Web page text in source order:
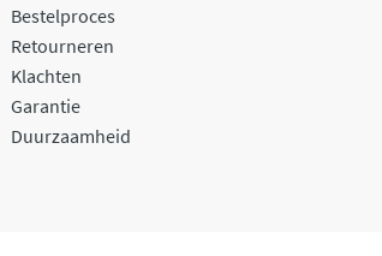
Bestelproces
Retourneren
Klachten
Garantie
Duurzaamheid